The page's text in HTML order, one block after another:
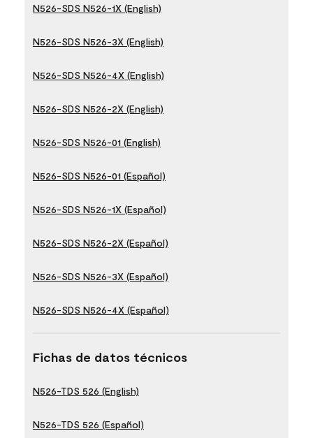
N526-SDS N526-1X (English)
N526-SDS N526-3X (English)
N526-SDS N526-4X (English)
N526-SDS N526-2X (English)
N526-SDS N526-01 (English)
N526-SDS N526-01 (Español)
N526-SDS N526-1X (Español)
N526-SDS N526-2X (Español)
N526-SDS N526-3X (Español)
N526-SDS N526-4X (Español)
Fichas de datos técnicos
N526-TDS 526 (English)
N526-TDS 526 (Español)